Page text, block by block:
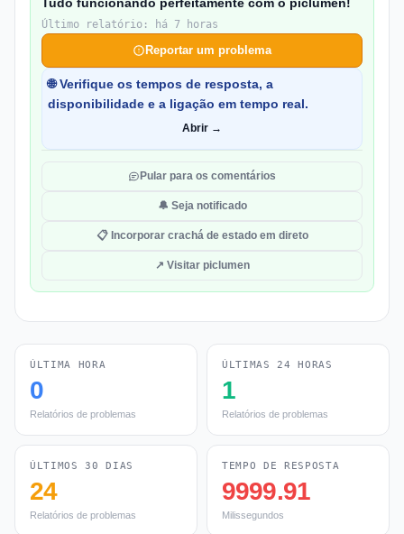
Último relatório: há 7 horas
Reportar um problema
🌐 Verifique os tempos de resposta, a
disponibilidade e a ligação em tempo real.
Abrir →
Pular para os comentários
🔔 Seja notificado
📋 Incorporar crachá de estado em direto
↗ Visitar piclumen
ÚLTIMA HORA
0
Relatórios de problemas
ÚLTIMAS 24 HORAS
1
Relatórios de problemas
ÚLTIMOS 30 DIAS
24
Relatórios de problemas
TEMPO DE RESPOSTA
9999.91
Milissegundos